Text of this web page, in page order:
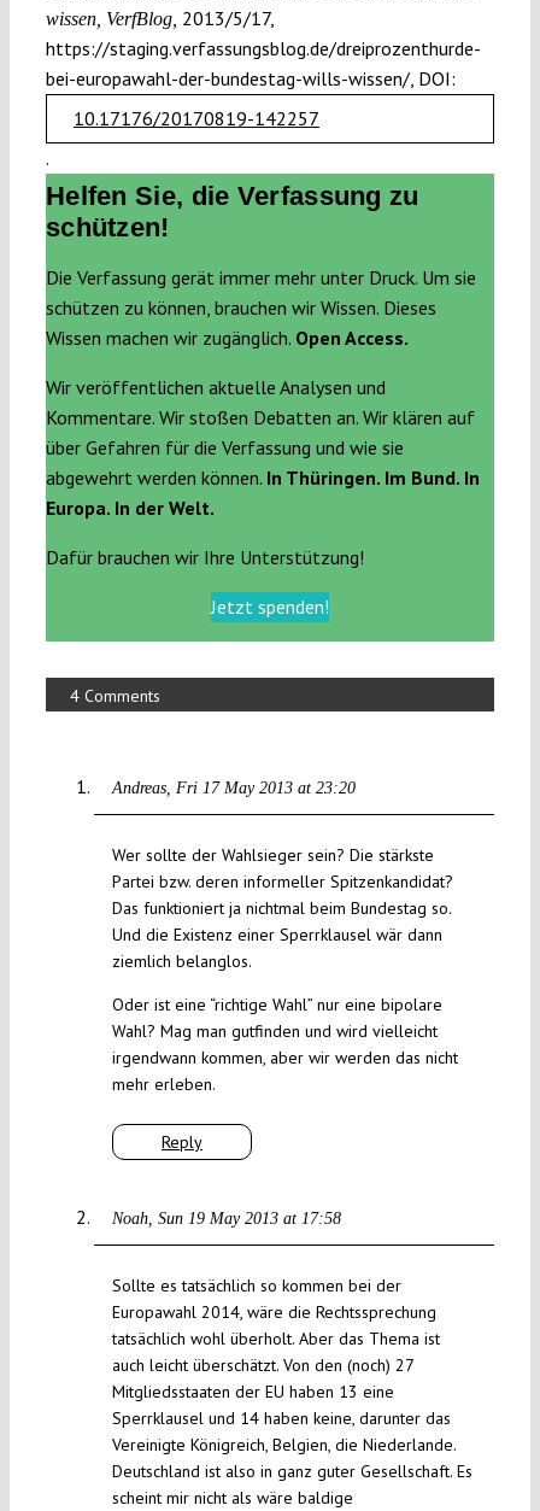
wissen, VerfBlog, 2013/5/17,
https://staging.verfassungsblog.de/dreiprozenthurde-
bei-europawahl-der-bundestag-wills-wissen/, DOI:
10.17176/20170819-142257
.
Helfen Sie, die Verfassung zu
schützen!
Die Verfassung gerät immer mehr unter Druck. Um sie
schützen zu können, brauchen wir Wissen. Dieses
Wissen machen wir zugänglich. Open Access.
Wir veröffentlichen aktuelle Analysen und
Kommentare. Wir stoßen Debatten an. Wir klären auf
über Gefahren für die Verfassung und wie sie
abgewehrt werden können. In Thüringen. Im Bund. In
Europa. In der Welt.
Dafür brauchen wir Ihre Unterstützung!
Jetzt spenden!
4 Comments
Andreas Fri 17 May 2013 at 23:20
Reply
Wer sollte der Wahlsieger sein? Die stärkste
Partei bzw. deren informeller Spitzenkandidat?
Das funktioniert ja nichtmal beim Bundestag so.
Und die Existenz einer Sperrklausel wär dann
ziemlich belanglos.
Oder ist eine “richtige Wahl” nur eine bipolare
Wahl? Mag man gutfinden und wird vielleicht
irgendwann kommen, aber wir werden das nicht
mehr erleben.
Noah Sun 19 May 2013 at 17:58
Sollte es tatsächlich so kommen bei der
Europawahl 2014, wäre die Rechtssprechung
tatsächlich wohl überholt. Aber das Thema ist
auch leicht überschätzt. Von den (noch) 27
Mitgliedsstaaten der EU haben 13 eine
Sperrklausel und 14 haben keine, darunter das
Vereinigte Königreich, Belgien, die Niederlande.
Deutschland ist also in ganz guter Gesellschaft. Es
scheint mir nicht als wäre baldige